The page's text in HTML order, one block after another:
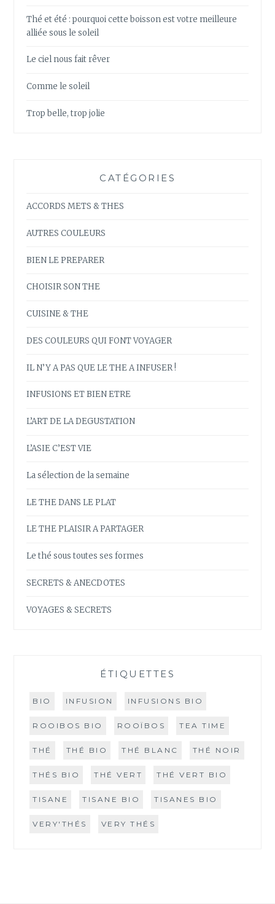
Thé et été : pourquoi cette boisson est votre meilleure
alliée sous le soleil
Le ciel nous fait rêver
Comme le soleil
Trop belle, trop jolie
CATÉGORIES
ACCORDS METS & THES
AUTRES COULEURS
BIEN LE PREPARER
CHOISIR SON THE
CUISINE & THE
DES COULEURS QUI FONT VOYAGER
IL N’Y A PAS QUE LE THE A INFUSER !
INFUSIONS ET BIEN ETRE
L’ART DE LA DEGUSTATION
L’ASIE C’EST VIE
La sélection de la semaine
LE THE DANS LE PLAT
LE THE PLAISIR A PARTAGER
Le thé sous toutes ses formes
SECRETS & ANECDOTES
VOYAGES & SECRETS
ÉTIQUETTES
BIO INFUSION INFUSIONS BIO
ROOIBOS BIO ROOÏBOS TEA TIME
THÉ THÉ BIO THÉ BLANC THÉ NOIR
THÉS BIO THÉ VERT THÉ VERT BIO
TISANE TISANE BIO TISANES BIO
VERY'THÉS VERY THÉS